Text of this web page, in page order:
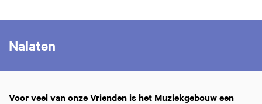
Nalaten
Voor veel van onze Vrienden is het Muziekgebouw een